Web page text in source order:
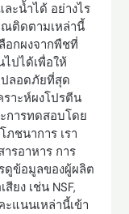
ะน้ำได้ อย่างไร
ติดตามเหล่านี้
อกผงจากพืชที่
ปได้เพื่อให้
ลอดภัยที่สุด
ราะห์ผงโปรตีน
การทดสอบโดย
ชนาการ เรา
รอาหาร การ
ดูข้อมูลของผู้ผลิต
ยง เช่น NSF,
ะแนนเหล่านี้เข้า